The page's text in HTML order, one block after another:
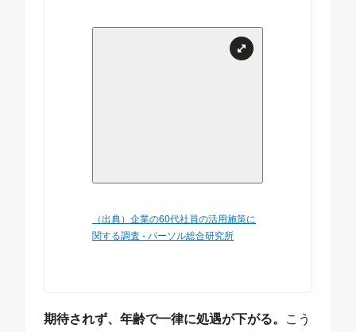
（出典）企業の60代社員の活用施策に
関する調査 - パーソル総合研究所
期待されず、年齢で一律に処遇が下がる。 こう